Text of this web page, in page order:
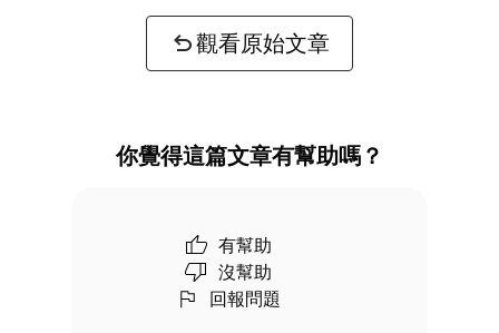
觀看原始文章
你覺得這篇文章有幫助嗎？
有幫助
沒幫助
回報問題